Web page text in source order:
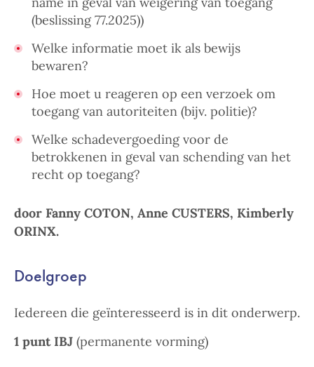
(beslissing 77.2025))
Welke informatie moet ik als bewijs
bewaren?
Hoe moet u reageren op een verzoek om
toegang van autoriteiten (bijv. politie)?
Welke schadevergoeding voor de
betrokkenen in geval van schending van het
recht op toegang?
door Fanny COTON, Anne CUSTERS, Kimberly
ORINX.
Doelgroep
Iedereen die geïnteresseerd is in dit onderwerp.
1 punt IBJ (permanente vorming)